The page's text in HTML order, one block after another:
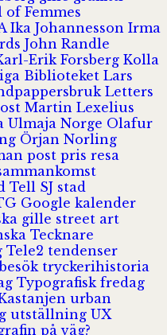
of Femmes
Ika Johannesson Irma
John Randle
Erik Forsberg Kolla
Biblioteket Lars
Letters
Martin Lexelius
Ulmaja Norge Olafur
Örjan Norling
post pris resa
Tell SJ stad
Google kalender
gille street art
Tecknare
Tele2 tendenser
tryckerihistoria
Typografisk fredag
urban
utställning UX
på väg?